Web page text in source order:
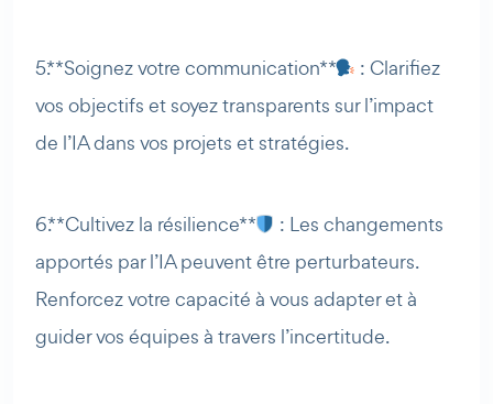
5. **Soignez votre communication**
: Clarifiez
vos objectifs et soyez transparents sur l’impact
de l’IA dans vos projets et stratégies.
6. **Cultivez la résilience**
: Les changements
apportés par l’IA peuvent être perturbateurs.
Renforcez votre capacité à vous adapter et à
guider vos équipes à travers l’incertitude.